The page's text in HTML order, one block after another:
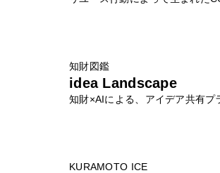
知財図鑑
idea Landscape
知財×AIによる、アイデア共有プ
KURAMOTO ICE